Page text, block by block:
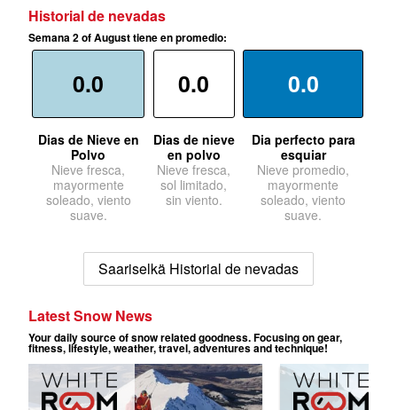
Historial de nevadas
Semana 2 of August tiene en promedio:
0.0
Dias de Nieve en
Polvo
Nieve fresca,
mayormente
soleado, viento
suave.
0.0
Dias de nieve
en polvo
Nieve fresca,
sol limitado,
sin viento.
0.0
Dia perfecto para
esquiar
Nieve promedio,
mayormente
soleado, viento
suave.
Saariselkä Historial de nevadas